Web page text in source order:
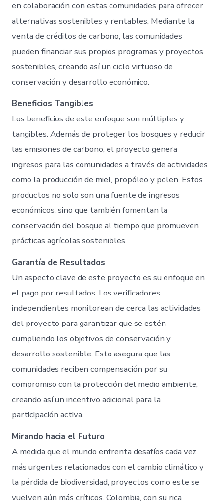
en colaboración con estas comunidades para ofrecer
alternativas sostenibles y rentables. Mediante la
venta de créditos de carbono, las comunidades
pueden financiar sus propios programas y proyectos
sostenibles, creando así un ciclo virtuoso de
conservación y desarrollo económico.
Beneficios Tangibles
Los beneficios de este enfoque son múltiples y
tangibles. Además de proteger los bosques y reducir
las emisiones de carbono, el proyecto genera
ingresos para las comunidades a través de actividades
como la producción de miel, propóleo y polen. Estos
productos no solo son una fuente de ingresos
económicos, sino que también fomentan la
conservación del bosque al tiempo que promueven
prácticas agrícolas sostenibles.
Garantía de Resultados
Un aspecto clave de este proyecto es su enfoque en
el pago por resultados. Los verificadores
independientes monitorean de cerca las actividades
del proyecto para garantizar que se estén
cumpliendo los objetivos de conservación y
desarrollo sostenible. Esto asegura que las
comunidades reciben compensación por su
compromiso con la protección del medio ambiente,
creando así un incentivo adicional para la
participación activa.
Mirando hacia el Futuro
A medida que el mundo enfrenta desafíos cada vez
más urgentes relacionados con el cambio climático y
la pérdida de biodiversidad, proyectos como este se
vuelven aún más críticos. Colombia, con su rica